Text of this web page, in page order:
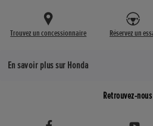
Trouvez un concessionnaire Réservez un
En savoir plus sur Honda
Retrouvez-